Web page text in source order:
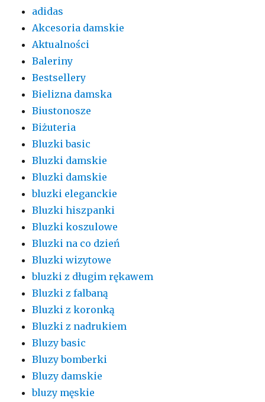
adidas
Akcesoria damskie
Aktualności
Baleriny
Bestsellery
Bielizna damska
Biustonosze
Biżuteria
Bluzki basic
Bluzki damskie
Bluzki damskie
bluzki eleganckie
Bluzki hiszpanki
Bluzki koszulowe
Bluzki na co dzień
Bluzki wizytowe
bluzki z długim rękawem
Bluzki z falbaną
Bluzki z koronką
Bluzki z nadrukiem
Bluzy basic
Bluzy bomberki
Bluzy damskie
bluzy męskie